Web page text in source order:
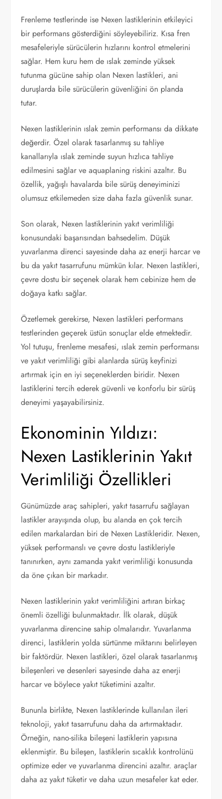
Frenleme testlerinde ise Nexen lastiklerinin etkileyici
bir performans gösterdiğini söyleyebiliriz. Kısa fren
mesafeleriyle sürücülerin hızlarını kontrol etmelerini
sağlar. Hem kuru hem de ıslak zeminde yüksek
tutunma gücüne sahip olan Nexen lastikleri, ani
duruşlarda bile sürücülerin güvenliğini ön planda
tutar.
Nexen lastiklerinin ıslak zemin performansı da dikkate
değerdir. Özel olarak tasarlanmış su tahliye
kanallarıyla ıslak zeminde suyun hızlıca tahliye
edilmesini sağlar ve aquaplaning riskini azaltır. Bu
özellik, yağışlı havalarda bile sürüş deneyiminizi
olumsuz etkilemeden size daha fazla güvenlik sunar.
Son olarak, Nexen lastiklerinin yakıt verimliliği
konusundaki başarısından bahsedelim. Düşük
yuvarlanma direnci sayesinde daha az enerji harcar ve
bu da yakıt tasarrufunu mümkün kılar. Nexen lastikleri,
çevre dostu bir seçenek olarak hem cebinize hem de
doğaya katkı sağlar.
Özetlemek gerekirse, Nexen lastikleri performans
testlerinden geçerek üstün sonuçlar elde etmektedir.
Yol tutuşu, frenleme mesafesi, ıslak zemin performansı
ve yakıt verimliliği gibi alanlarda sürüş keyfinizi
artırmak için en iyi seçeneklerden biridir. Nexen
lastiklerini tercih ederek güvenli ve konforlu bir sürüş
deneyimi yaşayabilirsiniz.
Ekonominin Yıldızı:
Nexen Lastiklerinin Yakıt
Verimliliği Özellikleri
Günümüzde araç sahipleri, yakıt tasarrufu sağlayan
lastikler arayışında olup, bu alanda en çok tercih
edilen markalardan biri de Nexen Lastikleridir. Nexen,
yüksek performanslı ve çevre dostu lastikleriyle
tanınırken, aynı zamanda yakıt verimliliği konusunda
da öne çıkan bir markadır.
Nexen lastiklerinin yakıt verimliliğini artıran birkaç
önemli özelliği bulunmaktadır. İlk olarak, düşük
yuvarlanma direncine sahip olmalarıdır. Yuvarlanma
direnci, lastiklerin yolda sürtünme miktarını belirleyen
bir faktördür. Nexen lastikleri, özel olarak tasarlanmış
bileşenleri ve desenleri sayesinde daha az enerji
harcar ve böylece yakıt tüketimini azaltır.
Bununla birlikte, Nexen lastiklerinde kullanılan ileri
teknoloji, yakıt tasarrufunu daha da artırmaktadır.
Örneğin, nano-silika bileşeni lastiklerin yapısına
eklenmiştir. Bu bileşen, lastiklerin sıcaklık kontrolünü
optimize eder ve yuvarlanma direncini azaltır. araçlar
daha az yakıt tüketir ve daha uzun mesafeler kat eder.